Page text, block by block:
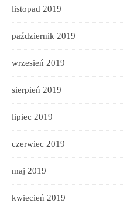
listopad 2019
październik 2019
wrzesień 2019
sierpień 2019
lipiec 2019
czerwiec 2019
maj 2019
kwiecień 2019